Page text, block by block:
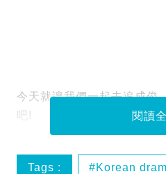
今天就讓我們一起去追成俊
吧!
閱讀
Tags : Korean